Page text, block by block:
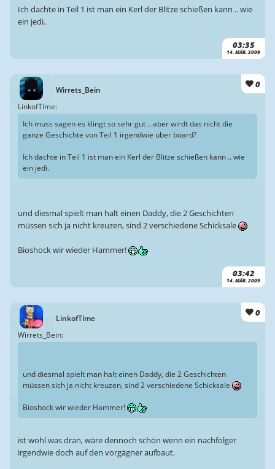
03:35
14. MÄR. 2009
Ich dachte in Teil 1 ist man ein Kerl der Blitze schießen kann .. wie
ein jedi.
Wirrets_Bein
0
03:42
14. MÄR. 2009
LinkofTime:
Ich muss sagen es klingt so sehr gut .. aber wirdt das nicht die
ganze Geschichte von Teil 1 irgendwie über board?
Ich dachte in Teil 1 ist man ein Kerl der Blitze schießen kann .. wie
ein jedi.
und diesmal spielt man halt einen Daddy, die 2 Geschichten
müssen sich ja nicht kreuzen, sind 2 verschiedene Schicksale
Bioshock wir wieder Hammer!
LinkofTime
0
Wirrets_Bein:
und diesmal spielt man halt einen Daddy, die 2 Geschichten
müssen sich ja nicht kreuzen, sind 2 verschiedene Schicksale
Bioshock wir wieder Hammer!
ist wohl was dran, wäre dennoch schön wenn ein nachfolger
irgendwie doch auf den vorgägner aufbaut.